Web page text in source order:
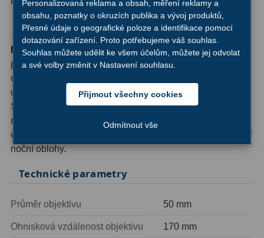
Ostatní1
Montáže93
Azimutální AZ
Paralaktické EQ19
5
Stativy a pilíře3
Objímky10
Upínací prvky 13
Kompatibilita s astronomickými okulárů
Pozorovací dalekohled Delta Optical Titanium 50ED
podporuje výměnu okuláru za standardní astronomický
okular ve formátu 1,25″. Stačí otočit zajišťovací kroužek
doleva, vyjmout dodaný okular a vsadit astronomický.
Specializované okulárů s pevnou ohniskovou vzdáleností
nabídnou širší zorné pole a ještě ostřejší obraz až k
okrajům - využitelné například pro jednoduché pozorování
noční oblohy.
Technické parametry
Průměr objektivu 50 mm
Ohnisková vzdálenost objektivu 170 mm
Personalizovaná reklama a obsah, měření reklamy a
obsahu, poznatky o okruzích publika a vývoj produktů,
Přesné údaje o geografické poloze a identifikace pomocí
dotazování zařízení. Proto potřebujeme váš souhlas.
Souhlas můžete udělit ke všem účelům, můžete jej odvolat
a své volby změnit v Nastavení souhlasu.
Přijmout všechny cookies
Odmítnout vše